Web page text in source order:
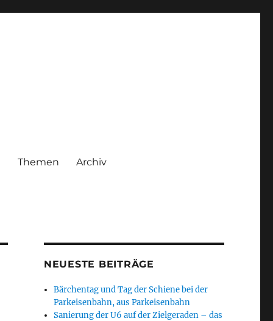
Themen Archiv
NEUESTE BEITRÄGE
Bärchentag und Tag der Schiene bei der
Parkeisenbahn, aus Parkeisenbahn
Sanierung der U6 auf der Zielgeraden – das